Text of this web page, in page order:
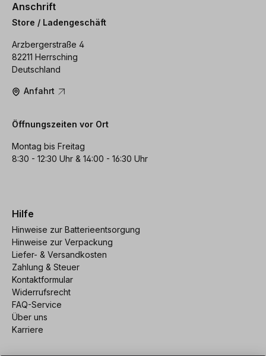
Anschrift
Store / Ladengeschäft
Arzbergerstraße 4
82211 Herrsching
Deutschland
Anfahrt
Öffnungszeiten vor Ort
Montag bis Freitag
8:30 - 12:30 Uhr & 14:00 - 16:30 Uhr
Hilfe
Hinweise zur Batterieentsorgung
Hinweise zur Verpackung
Liefer- & Versandkosten
Zahlung & Steuer
Kontaktformular
Widerrufsrecht
FAQ-Service
Über uns
Karriere